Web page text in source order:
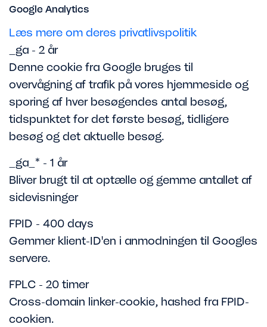
Google Analytics
Læs mere om deres privatlivspolitik
_ga - 2 år
Denne cookie fra Google bruges til
overvågning af trafik på vores hjemmeside og
sporing af hver besøgendes antal besøg,
tidspunktet for det første besøg, tidligere
besøg og det aktuelle besøg.
_ga_* - 1 år
Bliver brugt til at optælle og gemme antallet af
sidevisninger
FPID - 400 days
Gemmer klient-ID'en i anmodningen til Googles
servere.
FPLC - 20 timer
Cross-domain linker-cookie, hashed fra FPID-
cookien.